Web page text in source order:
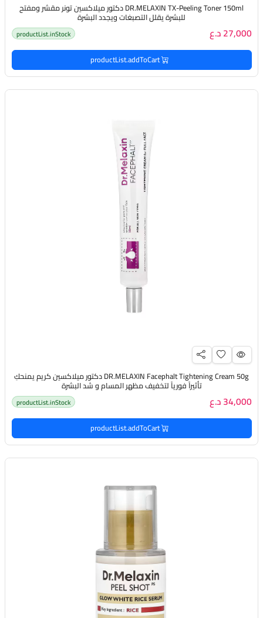
DR.MELAXIN TX-Peeling Toner 150ml دكتور ميلاكسين تونر مقشر ومفتح
للبشرة يقلل التصبغات ويجدد البشرة
27,000 د.ع productList.inStock
productList.addToCart
DR.MELAXIN Facephalt Tightening Cream 50g دكتور ميلاكسين كريم يمنحكِ
تأثيراً فورياً لتخفيف مظهر المسام و شد البشرة
34,000 د.ع productList.inStock
productList.addToCart